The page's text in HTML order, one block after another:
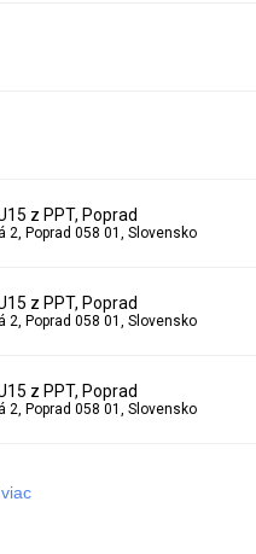
z PPT, Poprad
2, Poprad 058 01, Slovensko
z PPT, Poprad
2, Poprad 058 01, Slovensko
z PPT, Poprad
2, Poprad 058 01, Slovensko